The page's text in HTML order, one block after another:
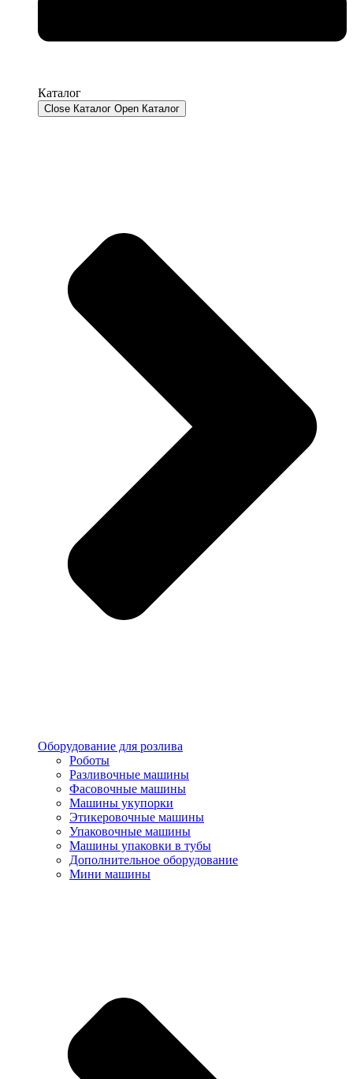
Каталог
Close Каталог Open Каталог
Оборудование для розлива
Роботы
Разливочные машины
Фасовочные машины
Машины укупорки
Этикеровочные машины
Упаковочные машины
Машины упаковки в тубы
Дополнительное оборудование
Мини машины